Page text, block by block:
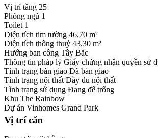
Vị trí tầng 25
Phòng ngủ 1
Toilet 1
Diện tích tim tường 46,70 m²
Diện tích thông thuỷ 43,30 m²
Hướng ban công Tây Bắc
Thông tin pháp lý Giấy chứng nhận quyền sử
Tình trạng bàn giao Đã bàn giao
Tình trạng nội thất Đầy đủ nội thất
Tình trạng sử dụng Đang để trống
Khu The Rainbow
Dự án Vinhomes Grand Park
Vị trí căn